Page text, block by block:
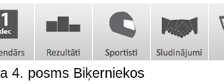
4. posms Biķerniekos